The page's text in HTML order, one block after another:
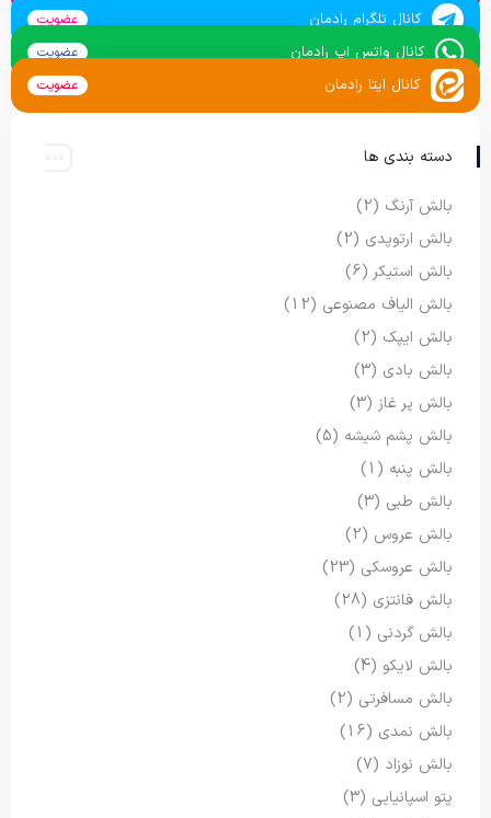
کانال تلگرام رادمان عضویت
کانال واتس اپ رادمان عضویت
کانال ایتا رادمان عضویت
دسته بندی ها
بالش آرنگ (2)
بالش ارتوپدی (2)
بالش استیکر (6)
بالش الیاف مصنوعی (12)
بالش ایپک (2)
بالش بادی (3)
بالش پر غاز (3)
بالش پشم شیشه (5)
بالش پنبه (1)
بالش طبی (3)
بالش عروس (2)
بالش عروسکی (23)
بالش فانتزی (28)
بالش گردنی (1)
بالش لایکو (4)
بالش مسافرتی (2)
بالش نمدی (16)
بالش نوزاد (7)
پتو اسپانیایی (3)